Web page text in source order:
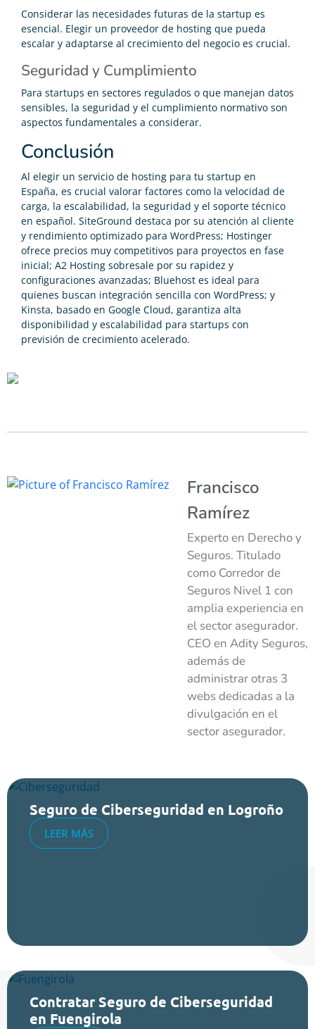
Considerar las necesidades futuras de la startup es
esencial. Elegir un proveedor de hosting que pueda
escalar y adaptarse al crecimiento del negocio es crucial.
Seguridad y Cumplimiento
Para startups en sectores regulados o que manejan datos
sensibles, la seguridad y el cumplimiento normativo son
aspectos fundamentales a considerar.
Conclusión
Al elegir un servicio de hosting para tu startup en
España, es crucial valorar factores como la velocidad de
carga, la escalabilidad, la seguridad y el soporte técnico
en español. SiteGround destaca por su atención al cliente
y rendimiento optimizado para WordPress; Hostinger
ofrece precios muy competitivos para proyectos en fase
inicial; A2 Hosting sobresale por su rapidez y
configuraciones avanzadas; Bluehost es ideal para
quienes buscan integración sencilla con WordPress; y
Kinsta, basado en Google Cloud, garantiza alta
disponibilidad y escalabilidad para startups con
previsión de crecimiento acelerado.
Francisco
Ramírez
Experto en Derecho y
Seguros. Titulado
como Corredor de
Seguros Nivel 1 con
amplia experiencia en
el sector asegurador.
CEO en Adity Seguros,
además de
administrar otras 3
webs dedicadas a la
divulgación en el
sector asegurador.
Seguro de Ciberseguridad en Logroño
LEER MÁS
Contratar Seguro de Ciberseguridad
en Fuengirola